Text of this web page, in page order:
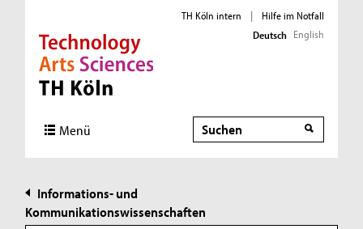
Direkt zur Hauptnavigation
Direkt zur Subnavigation
Direkt zum Inhalt
Direkt zum Fußbereich
TH Köln intern |
Hilfe im Notfall
Deutsch English
Menü Suche
Suche
Informations- und
Kommunikationswissenschaften